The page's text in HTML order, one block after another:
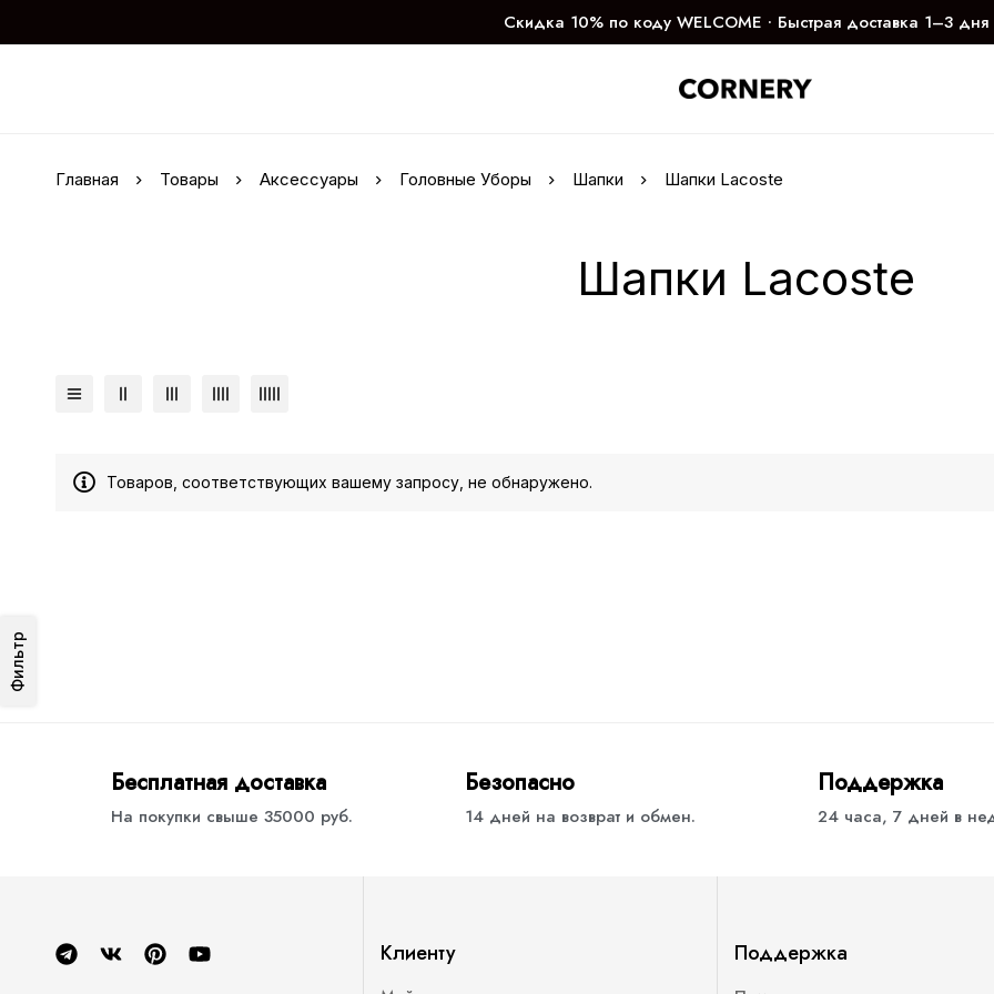
Скидка 10% по коду WELCOME ∙ Быстрая доставка 1–3 дня
Главная Товары Аксессуары Головные Уборы Шапки Шапки Lacoste
Шапки Lacoste
Фильтр
Товаров, соответствующих вашему запросу, не обнаружено.
Бесплатная доставка
На покупки свыше 35000 руб.
Безопасно
14 дней на возврат и обмен.
Поддержка
24 часа, 7 дней в
Клиенту Поддержка